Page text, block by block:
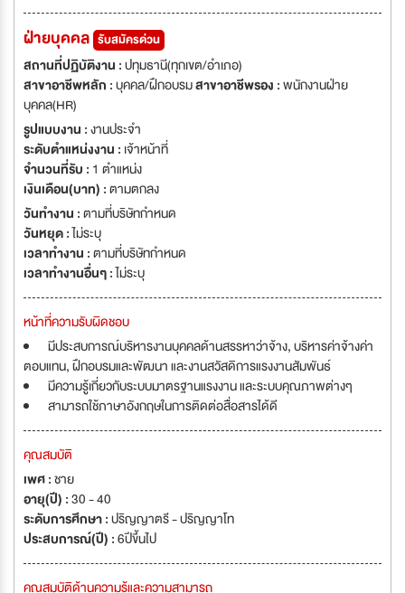
ฝ่ายบุคคล รับสมัครด่วน
สถานที่ปฏิบัติงาน :ปทุมธานี(ทุกเขต/อำเภอ)
สาขาอาชีพหลัก :บุคคล/ฝึกอบรมสาขาอาชีพรอง :พนักงานฝ่าย
บุคคล(HR)
รูปแบบงาน :งานประจำ
ระดับตำแหน่งงาน : เจ้าหน้าที่
จำนวนที่รับ : 1 ตำแหน่ง
เงินเดือน(บาท) :ตามตกลง
วันทำงาน :ตามที่บริษัทกำหนด
วันหยุด :ไม่ระบุ
เวลาทำงาน :ตามที่บริษัทกำหนด
เวลาทำงานอื่นๆ :ไม่ระบุ
หน้าที่ความรับผิดชอบ
มีประสบการณ์บริหารงานบุคคลด้านสรรหาว่าจ้าง, บริหารค่าจ้างค่า
ตอบแทน, ฝึกอบรมและพัฒนา และงานสวัสดิการแรงงานสัมพันธ์
มีความรู้เกี่ยวกับระบบมาตรฐานแรงงาน และระบบคุณภาพต่างๆ
สามารถใช้ภาษาอังกฤษในการติดต่อสื่อสารได้ดี
คุณสมบัติ
เพศ :ชาย
อายุ(ปี) :30 - 40
ระดับการศึกษา :ปริญญาตรี - ปริญญาโท
ประสบการณ์(ปี) :6ปีขึ้นไป
คุณสมบัติด้านความรู้และความสามารถ